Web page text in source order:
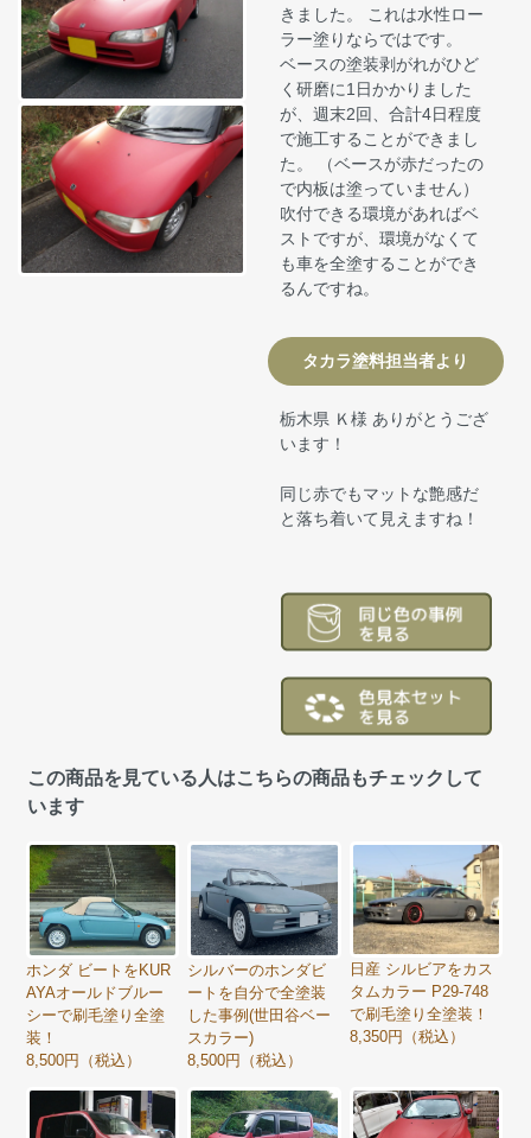
きました。 これは水性ロー
ラー塗りならではです。
ベースの塗装剥がれがひど
く研磨に1日かかりました
が、週末2回、合計4日程度
で施工することができまし
た。 （ベースが赤だったの
で内板は塗っていません）
吹付できる環境があればベ
ストですが、環境がなくて
も車を全塗することができ
るんですね。
タカラ塗料担当者より
栃木県 Ｋ様 ありがとうござ
います！
同じ赤でもマットな艶感だ
と落ち着いて見えますね！
この商品を見ている人はこちらの商品もチェックして
います
ホンダ ビートをKUR
AYAオールドブルー
シーで刷毛塗り全塗
装！
8,500円（税込）
シルバーのホンダビ
ートを自分で全塗装
した事例(世田谷ベー
スカラー)
8,500円（税込）
日産 シルビアをカス
タムカラー P29-748
で刷毛塗り全塗装！
8,350円（税込）